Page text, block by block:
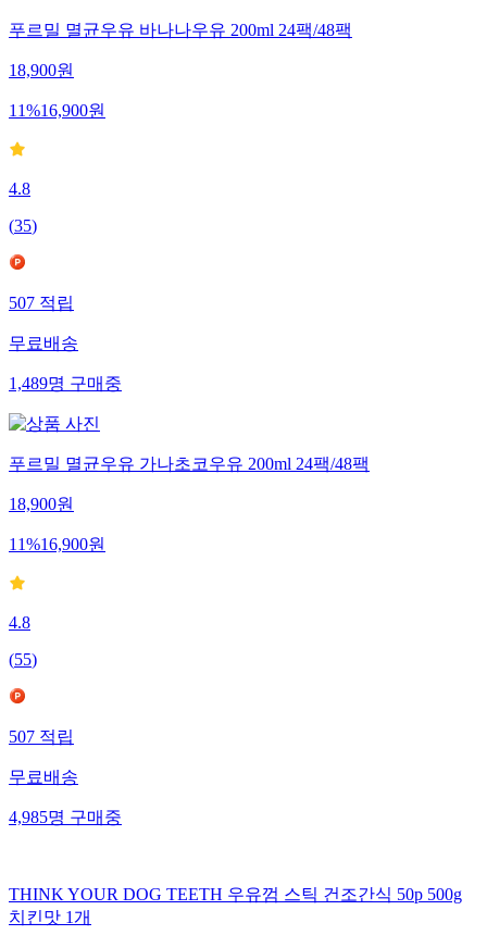
푸르밀 멸균우유 바나나우유 200ml 24팩/48팩
18,900원
11%16,900원
4.8
(35)
507적립
무료배송
1,489명구매중
푸르밀 멸균우유 가나초코우유 200ml 24팩/48팩
18,900원
11%16,900원
4.8
(55)
507적립
무료배송
4,985명구매중
THINK YOUR DOG TEETH 우유껌 스틱 건조간식 50p 500g
치킨맛 1개